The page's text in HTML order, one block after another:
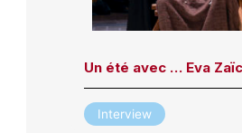
Un été avec … Eva
Interview